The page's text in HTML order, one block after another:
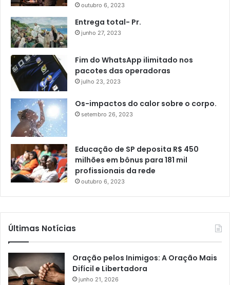
outubro 6, 2023
Entrega total- Pr.
junho 27, 2023
Fim do WhatsApp ilimitado nos
pacotes das operadoras
julho 23, 2023
Os-impactos do calor sobre o corpo.
setembro 26, 2023
Educação de SP deposita R$ 450
milhões em bônus para 181 mil
profissionais da rede
outubro 6, 2023
Últimas Notícias
Oração pelos Inimigos: A Oração Mais
Difícil e Libertadora
junho 21, 2026